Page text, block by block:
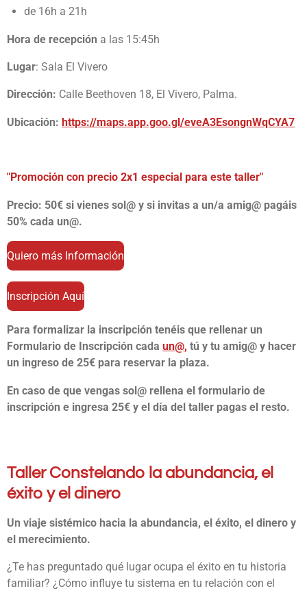
de 16h a 21h
Hora de recepción a las 15:45h
Lugar: Sala El Vivero
Dirección: Calle Beethoven 18, El Vivero, Palma.
Ubicación: https://maps.app.goo.gl/eveA3EsongnWqCYA7
"Promoción con precio 2x1 especial para este taller"
Precio: 50€ si vienes sol@ y si invitas a un/a amig@ pagáis
50% cada un@.
Quiero más Información
Inscripción Aquí
Para formalizar la inscripción tenéis que rellenar un
Formulario de Inscripción cada un@, tú y tu amig@ y hacer
un ingreso de 25€ para reservar la plaza.
En caso de que vengas sol@ rellena el formulario de
inscripción e ingresa 25€ y el día del taller pagas el resto.
Taller Constelando la abundancia, el
éxito y el dinero
Un viaje sistémico hacia la abundancia, el éxito, el dinero y
el merecimiento.
¿Te has preguntado qué lugar ocupa el éxito en tu historia
familiar? ¿Cómo influye tu sistema en tu relación con el